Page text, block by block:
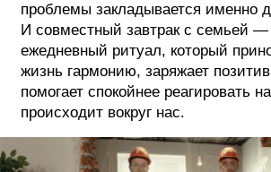
проблемы закладывается именно
И совместный завтрак с семьей —
ежедневный ритуал, который
жизнь гармонию, заряжает
помогает спокойнее реагировать
происходит вокруг нас.